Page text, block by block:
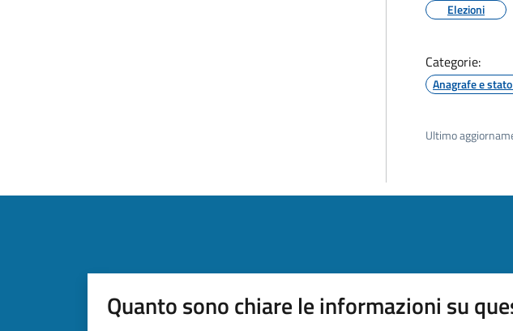
Elezioni
Categorie:
Anagrafe e
Ultimo
Quanto sono chiare le informazioni su